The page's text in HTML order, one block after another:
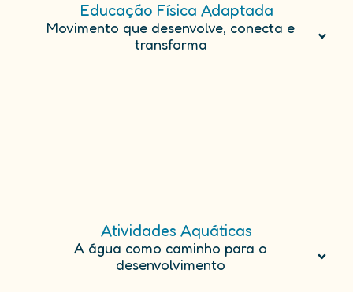
Educação Física Adaptada
Movimento que desenvolve, conecta e
transforma
Atividades Aquáticas
A água como caminho para o
desenvolvimento